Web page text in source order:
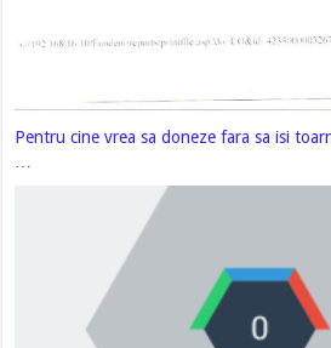
Pentru cine vrea sa doneze fara sa isi
…